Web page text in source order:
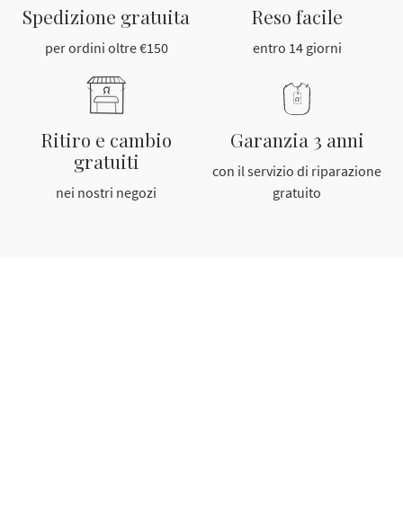
Spedizione gratuita
per ordini oltre €150
Reso facile
entro 14 giorni
Ritiro e cambio
gratuiti
nei nostri negozi
Garanzia 3 anni
con il servizio di riparazione
gratuito